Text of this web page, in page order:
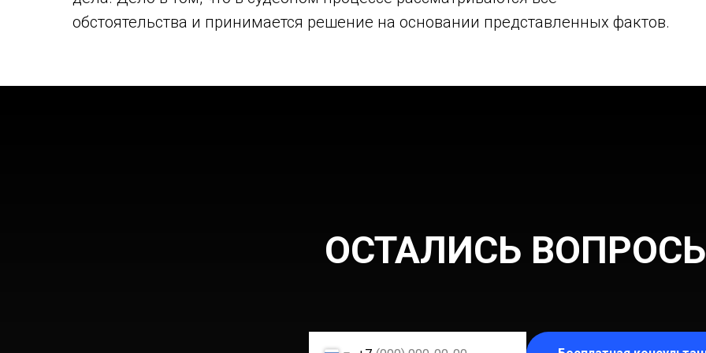
обстоятельства и принимается решение на основании представленных фактов.
ОСТАЛИСЬ